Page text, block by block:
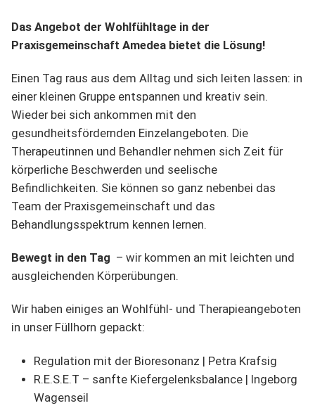
Das Angebot der Wohlfühltage in der
Praxisgemeinschaft Amedea bietet die Lösung!
Einen Tag raus aus dem Alltag und sich leiten lassen: in
einer kleinen Gruppe entspannen und kreativ sein.
Wieder bei sich ankommen mit den
gesundheitsfördernden Einzelangeboten. Die
Therapeutinnen und Behandler nehmen sich Zeit für
körperliche Beschwerden und seelische
Befindlichkeiten. Sie können so ganz nebenbei das
Team der Praxisgemeinschaft und das
Behandlungsspektrum kennen lernen.
Bewegt in den Tag – wir kommen an mit leichten und
ausgleichenden Körperübungen.
Wir haben einiges an Wohlfühl- und Therapieangeboten
in unser Füllhorn gepackt:
Regulation mit der Bioresonanz | Petra Krafsig
R.E.S.E.T – sanfte Kiefergelenksbalance | Ingeborg
Wagenseil